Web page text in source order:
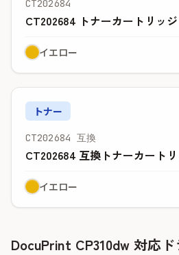
CT202684
CT202684 トナーカートリッ
イエロー
トナー
CT202684 互換
CT202684 互換トナーカート
イエロー
DocuPrint CP310dw 対応ド